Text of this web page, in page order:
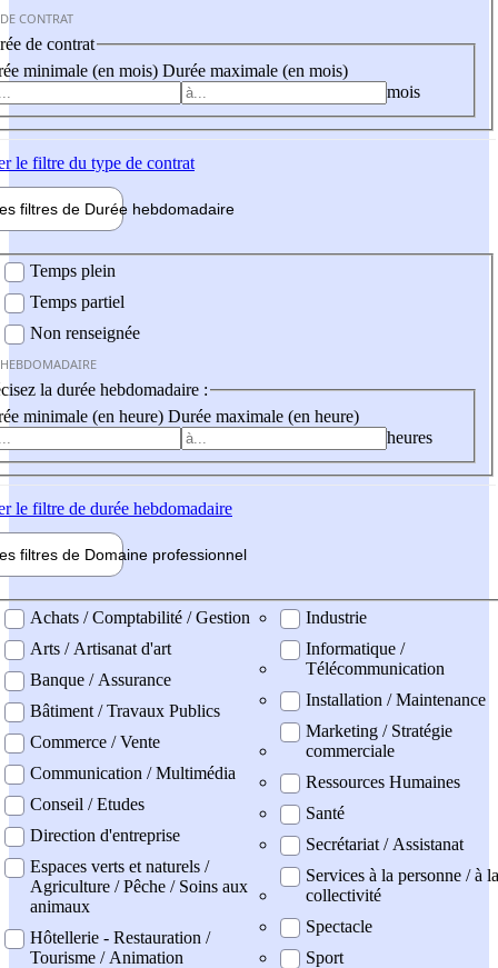
CONTRAT
de contrat
minimale (en mois) Durée maximale (en mois)
mois
le filtre du type de contrat
filtres de Durée hebdomadaire
Temps plein
Temps partiel
Non renseignée
la durée hebdomadaire :
minimale (en heure) Durée maximale (en heure)
heures
le filtre de durée hebdomadaire
filtres de Domaine professionnel
professionel
Achats / Comptabilité / Gestion
Arts / Artisanat d'art
Banque / Assurance
Bâtiment / Travaux Publics
Commerce / Vente
Communication / Multimédia
Conseil / Etudes
Direction d'entreprise
Espaces verts et naturels /
Agriculture / Pêche / Soins aux
animaux
Hôtellerie - Restauration /
Tourisme / Animation
Industrie
Informatique /
Télécommunication
Installation / Maintenance
Marketing / Stratégie
commerciale
Ressources Humaines
Santé
Secrétariat / Assistanat
Services à la personne / à la
collectivité
Spectacle
Sport